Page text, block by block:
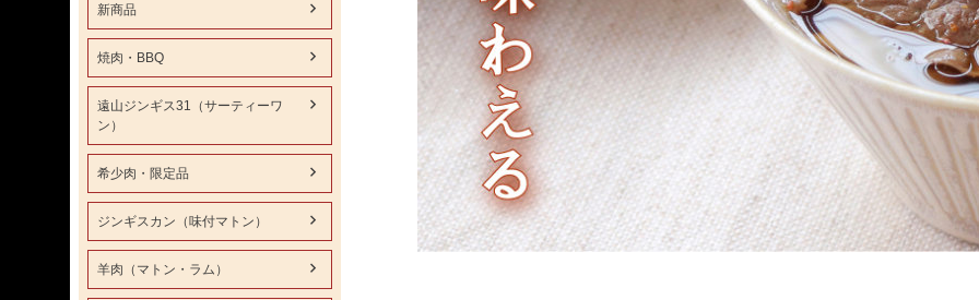
新商品
焼肉・BBQ
遠山ジンギス31（サーティーワ
ン）
希少肉・限定品
ジンギスカン（味付マトン）
羊肉（マトン・ラム）